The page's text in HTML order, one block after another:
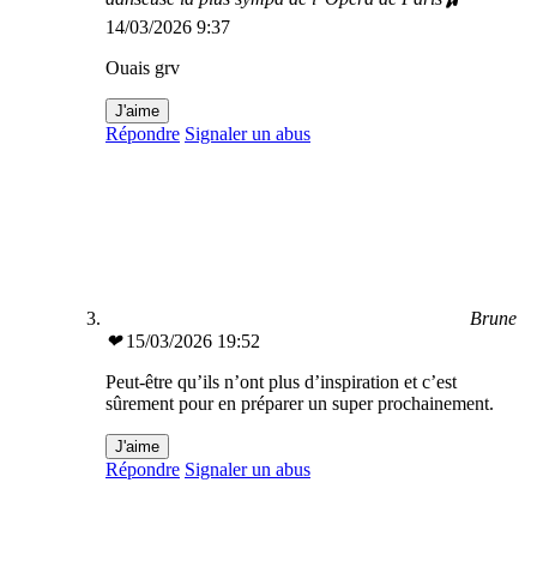
14/03/2026 9:37
Ouais grv
J'aime
Répondre Signaler un abus
Brune
❤ 15/03/2026 19:52
Peut-être qu’ils n’ont plus d’inspiration et c’est
sûrement pour en préparer un super prochainement.
J'aime
Répondre Signaler un abus